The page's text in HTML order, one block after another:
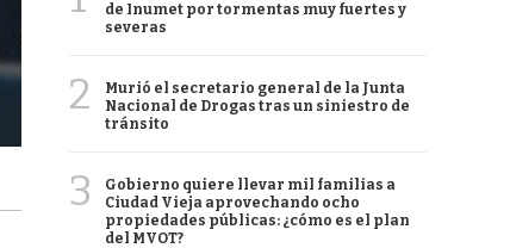
de Inumet por tormentas muy fuertes y
severas
2
Murió el secretario general de la Junta
Nacional de Drogas tras un siniestro de
tránsito
3
Gobierno quiere llevar mil familias a
Ciudad Vieja aprovechando ocho
propiedades públicas: ¿cómo es el plan
del MVOT?